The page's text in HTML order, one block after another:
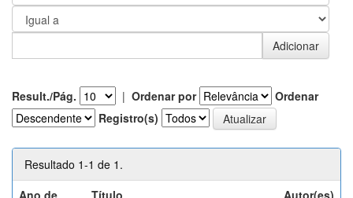
Result./Pág. | Ordenar por
Ordenar
Registro(s)
Resultado 1-1 de 1.
Ano de
Título Autor(es)